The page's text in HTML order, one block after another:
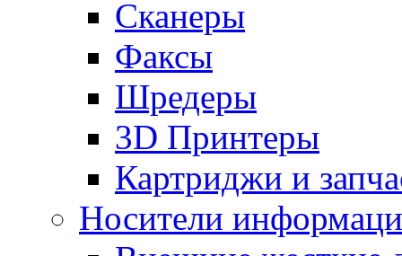
Сканеры
Факсы
Шредеры
3D Принтеры
Картриджи и
Носители